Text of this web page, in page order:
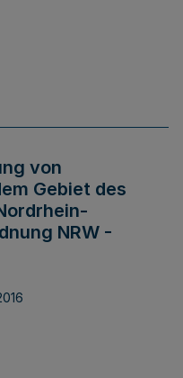
von
Gebiet des
NRW -